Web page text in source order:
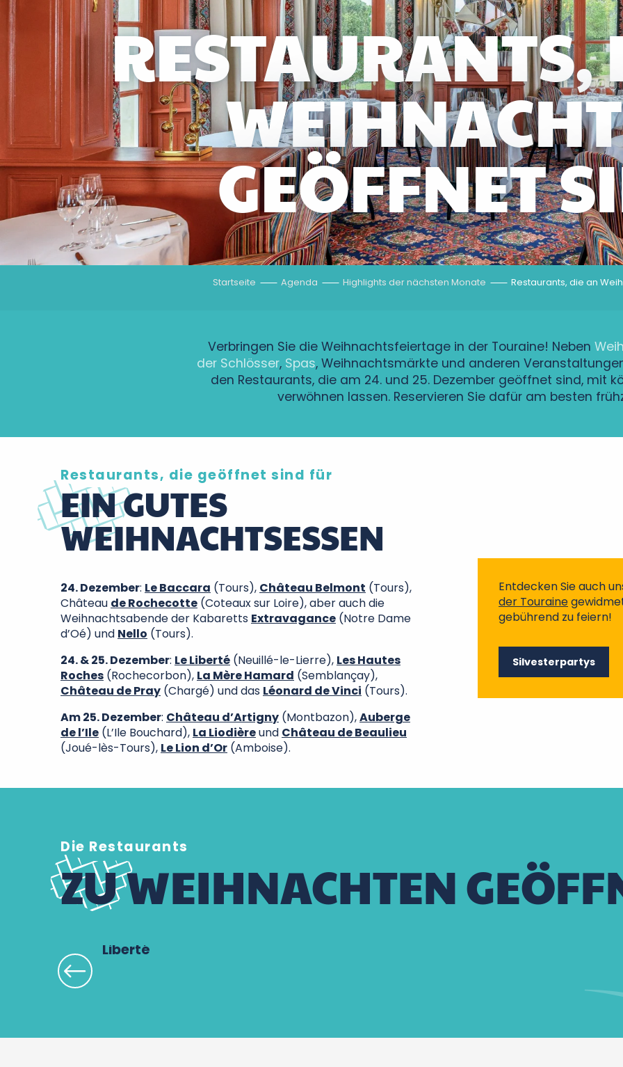
RESTAURANTS,
GEÖFFNET
Startseite Agenda Highlights der nächsten Monate Restaurants, die an
Verbringen Sie die Weihnachtsfeiertage in der Touraine! Neben
der Schlösser, Spas, Weihnachtsmärkte und anderen
den Restaurants, die am 24. und 25. Dezember geöffnet sind, mit
verwöhnen lassen. Reservieren Sie dafür am besten
Restaurants, die geöffnet sind für
EIN GUTES
WEIHNACHTSESSEN
24. Dezember: Le Baccara (Tours), Château Belmont (Tours),
Château de Rochecotte (Coteaux sur Loire), aber auch die
Weihnachtsabende der Kabaretts Extravagance (Notre Dame
d’Oé) und Nello (Tours).
24. & 25. Dezember: Le Liberté (Neuillé-le-Lierre), Les Hautes
Roches (Rochecorbon), La Mère Hamard (Semblançay),
Château de Pray (Chargé) und das Léonard de Vinci (Tours).
Am 25. Dezember: Château d’Artigny (Montbazon),Auberge
de l’Ile (L’Ile Bouchard), La Liodièreund Château de Beaulieu
(Joué-lès-Tours), Le Lion d’Or (Amboise).
Entdecken Sie auch
der Touraine
gebührend zu feiern!
Silvesterpartys
Die Restaurants
ZU WEIHNACHTEN
Liberté